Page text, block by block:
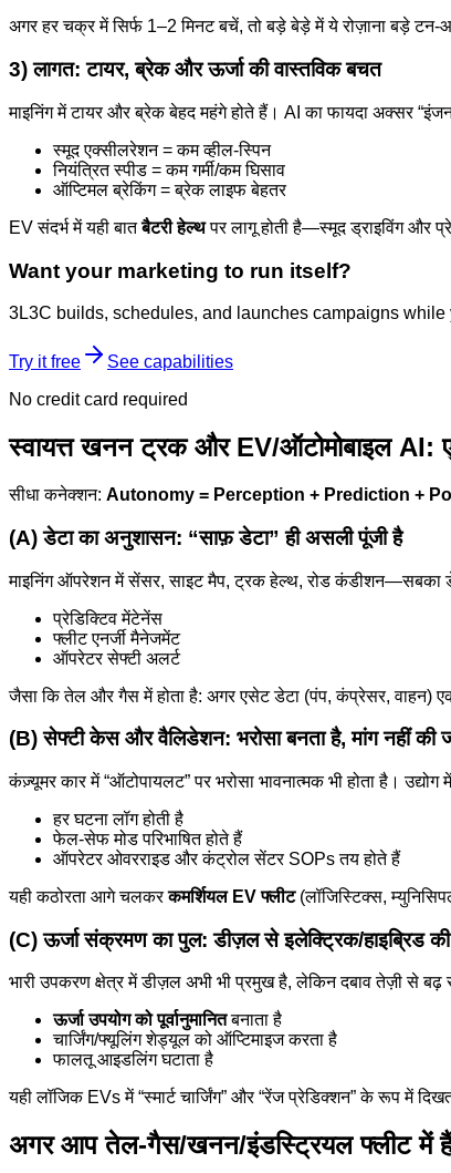
अगर हर चक्र में सिर्फ 1–2 मिनट बचें, तो बड़े बेड़े में ये रोज़ाना बड़े टन-
3) लागत: टायर, ब्रेक और ऊर्जा की वास्तविक बचत
माइनिंग में टायर और ब्रेक बेहद महंगे होते हैं। AI का फायदा अक्सर
स्मूद एक्सीलरेशन = कम व्हील-स्पिन
नियंत्रित स्पीड = कम गर्मी/कम घिसाव
ऑप्टिमल ब्रेकिंग = ब्रेक लाइफ बेहतर
EV संदर्भ में यही बातबैटरी हेल्थपर लागू होती है—स्मूद ड्राइविंग और
Want your marketing to run itself?
3L3C builds, schedules, and launches campaigns while
Try it free
See capabilities
No credit card required
स्वायत्त खनन ट्रक और EV/ऑटोमोबाइल AI:
सीधा कनेक्शन: Autonomy = Perception + Prediction +
(A) डेटा का अनुशासन: “साफ़ डेटा” ही असली पूंजी है
माइनिंग ऑपरेशन में सेंसर, साइट मैप, ट्रक हेल्थ, रोड कंडीशन—सबका
प्रेडिक्टिव मेंटेनेंस
फ्लीट एनर्जी मैनेजमेंट
ऑपरेटर सेफ्टी अलर्ट
जैसा कि तेल और गैस में होता है: अगर एसेट डेटा (पंप, कंप्रेसर, वाहन)
(B) सेफ्टी केस और वैलिडेशन: भरोसा बनता है, मांग नहीं की
कंज़्यूमर कार में “ऑटोपायलट” पर भरोसा भावनात्मक भी होता है। उद्योग
हर घटना लॉग होती है
फेल-सेफ मोड परिभाषित होते हैं
ऑपरेटर ओवरराइड और कंट्रोल सेंटर SOPs तय होते हैं
यही कठोरता आगे चलकरकमर्शियल EV फ्लीट(लॉजिस्टिक्स,
(C) ऊर्जा संक्रमण का पुल: डीज़ल से इलेक्ट्रिक/हाइब्रिड
भारी उपकरण क्षेत्र में डीज़ल अभी भी प्रमुख है, लेकिन दबाव तेज़ी से बढ़
ऊर्जा उपयोग को पूर्वानुमानितबनाता है
चार्जिंग/फ्यूलिंग शेड्यूल को ऑप्टिमाइज करता है
फालतू आइडलिंग घटाता है
यही लॉजिक EVs में “स्मार्ट चार्जिंग” और “रेंज प्रेडिक्शन” के रूप में
अगर आप तेल-गैस/खनन/इंडस्ट्रियल फ्लीट में हैं: